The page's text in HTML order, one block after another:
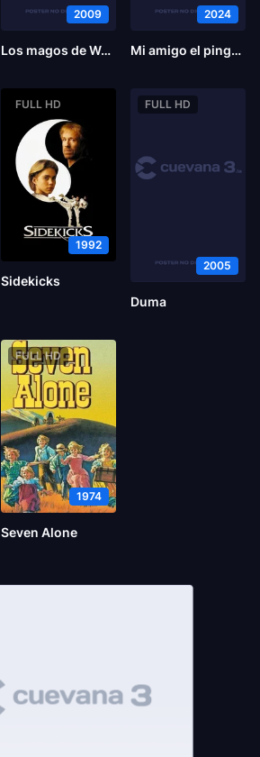
2009
Los magos de Waverly Place: Vacaciones en el Caribe
2024
Mi amigo el pingüino
FULL HD
1992
Sidekicks
FULL HD
2005
Duma
FULL HD
1974
Seven Alone